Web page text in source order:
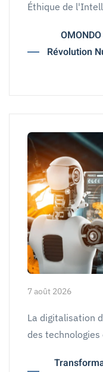
Éthique de
Révolution
7 août 2026
La digitalisation
des